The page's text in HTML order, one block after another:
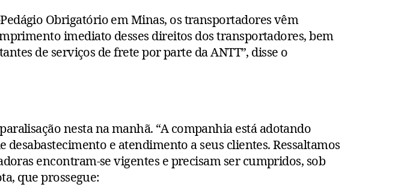
Obrigatório em Minas, os transportadores vêm
imediato desses direitos dos transportadores, bem
de serviços de frete por parte da ANTT”, disse o
nesta na manhã. “A companhia está adotando
e atendimento a seus clientes. Ressaltamos
encontram-se vigentes e precisam ser cumpridos, sob
que prossegue: